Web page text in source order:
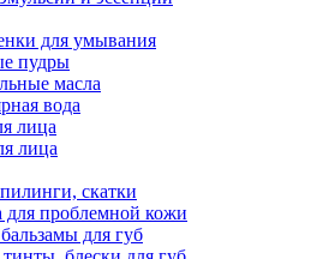
для умывания
пудры
масла
вода
лица
лица
скатки
для проблемной кожи
для губ